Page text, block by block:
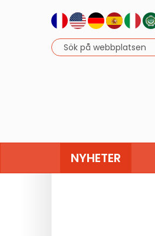
NYHETER